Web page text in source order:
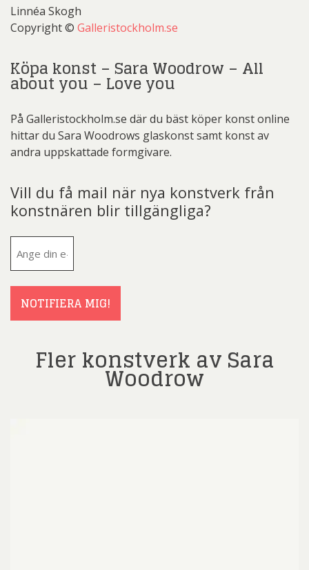
Linnéa Skogh
Copyright © Galleristockholm.se
Köpa konst – Sara Woodrow – All
about you – Love you
På Galleristockholm.se där du bäst köper konst online
hittar du Sara Woodrows glaskonst samt konst av
andra uppskattade formgivare.
Vill du få mail när nya konstverk från
konstnären blir tillgängliga?
NOTIFIERA MIG!
Fler konstverk av Sara
Woodrow